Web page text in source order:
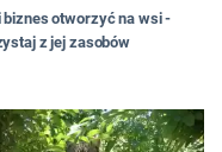
biznes otworzyć na wsi -
z jej zasobów